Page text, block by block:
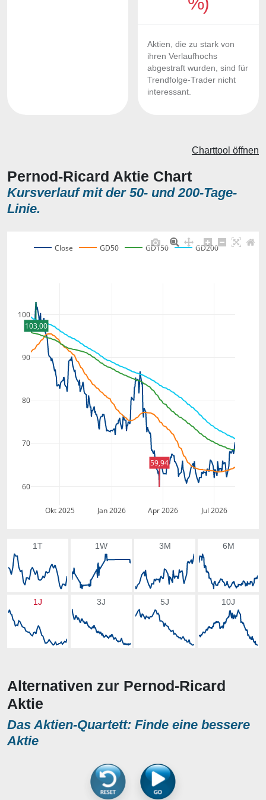
Aktien, die zu stark von
ihren Verlaufhochs
abgestraft wurden, sind für
Trendfolge-Trader nicht
interessant.
Pernod-Ricard Aktie Chart
Kursverlauf mit der 50- und 200-Tage-
Linie.
Charttool öffnen
Okt 2025 Jan 2026 Apr 2026 Jul 2026
60
70
80
90
100
Close GD50 GD150 GD200
103,00
59,94
1T 1W 3M 6M
1J 3J 5J 10J
Alternativen zur Pernod-Ricard
Aktie
Das Aktien-Quartett: Finde eine bessere
Aktie